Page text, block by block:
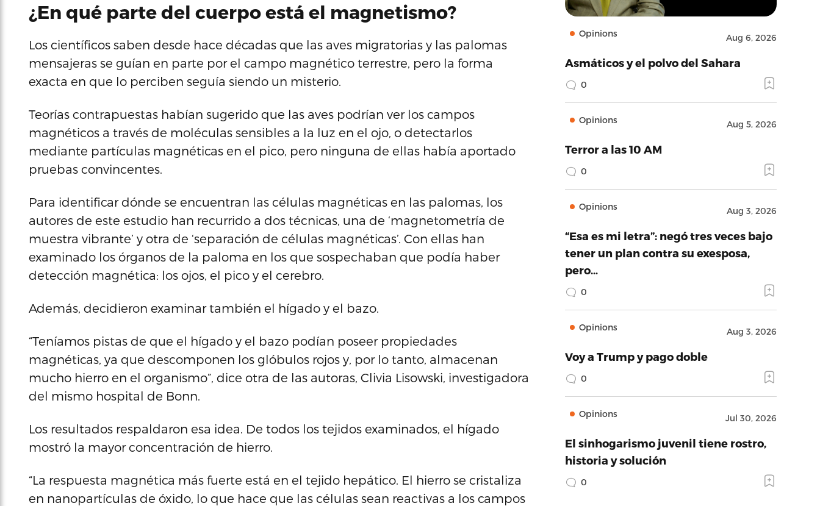
¿En qué parte del cuerpo está el magnetismo?
Los científicos saben desde hace décadas que las aves migratorias y las palomas
mensajeras se guían en parte por el campo magnético terrestre, pero la forma
exacta en que lo perciben seguía siendo un misterio.
Teorías contrapuestas habían sugerido que las aves podrían ver los campos
magnéticos a través de moléculas sensibles a la luz en el ojo, o detectarlos
mediante partículas magnéticas en el pico, pero ninguna de ellas había aportado
pruebas convincentes.
Para identificar dónde se encuentran las células magnéticas en las palomas, los
autores de este estudio han recurrido a dos técnicas, una de ‘magnetometría de
muestra vibrante’ y otra de ‘separación de células magnéticas’. Con ellas han
examinado los órganos de la paloma en los que sospechaban que podía haber
detección magnética: los ojos, el pico y el cerebro.
Además, decidieron examinar también el hígado y el bazo.
“Teníamos pistas de que el hígado y el bazo podían poseer propiedades
magnéticas, ya que descomponen los glóbulos rojos y, por lo tanto, almacenan
mucho hierro en el organismo”, dice otra de las autoras, Clivia Lisowski, investigadora
del mismo hospital de Bonn.
Los resultados respaldaron esa idea. De todos los tejidos examinados, el hígado
mostró la mayor concentración de hierro.
“La respuesta magnética más fuerte está en el tejido hepático. El hierro se cristaliza
en nanopartículas de óxido, lo que hace que las células sean reactivas a los campos
Opinions Aug 6, 2026
Asmáticos y el polvo del Sahara
0
Opinions Aug 5, 2026
Terror a las 10 AM
0
Opinions Aug 3, 2026
“Esa es mi letra”: negó tres veces bajo
tener un plan contra su exesposa,
pero…
0
Opinions Aug 3, 2026
Voy a Trump y pago doble
0
Opinions Jul 30, 2026
El sinhogarismo juvenil tiene rostro,
historia y solución
0